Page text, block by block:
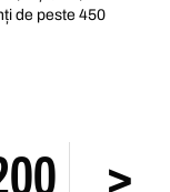
de peste 450